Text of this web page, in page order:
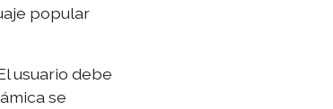
popular
usuario debe
se